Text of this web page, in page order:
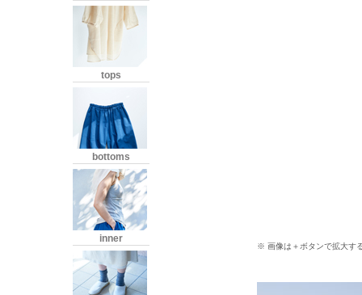
※ 画像は＋ボタンで拡大す
tops
bottoms
inner